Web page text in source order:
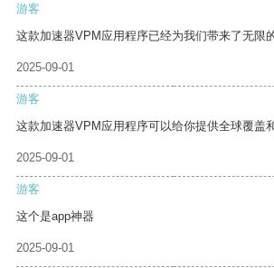
游客
这款加速器VPM应用程序已经为我们带来了无限
2025-09-01
游客
这款加速器VPM应用程序可以给你提供全球覆盖
2025-09-01
游客
这个是app神器
2025-09-01